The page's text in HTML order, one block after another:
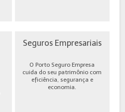
Seguros Empresariais
O Porto Seguro Empresa
cuida do seu patrimônio com
eficiência, segurança e
economia.